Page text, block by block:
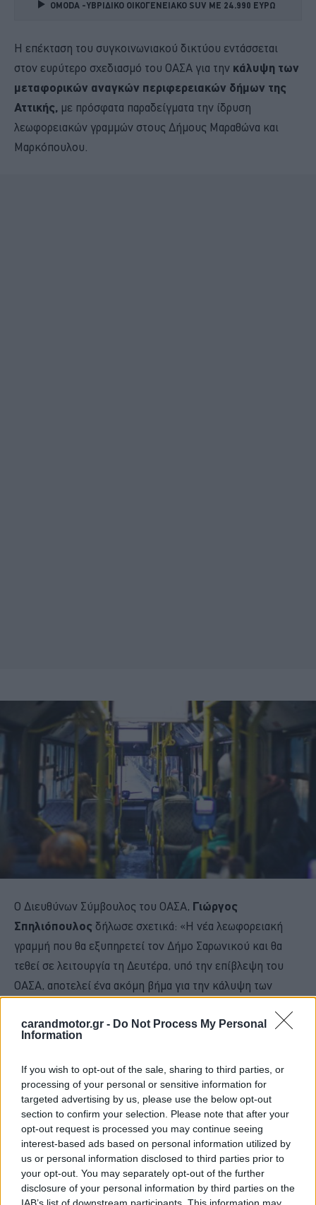
carandmotor.gr - Do Not Process My Personal
Information
If you wish to opt-out of the sale, sharing to third parties, or
processing of your personal or sensitive information for
targeted advertising by us, please use the below opt-out
section to confirm your selection. Please note that after your
opt-out request is processed you may continue seeing
interest-based ads based on personal information utilized by
us or personal information disclosed to third parties prior to
your opt-out. You may separately opt-out of the further
disclosure of your personal information by third parties on the
OMODA -ΥΒΡΙΔΙΚΟ ΟΙΚΟΓΕΝΕΙΑΚΟ SUV ME 24.990 ΕΥΡΩ
Η επέκταση του συγκοινωνιακού δικτύου εντάσσεται
στον ευρύτερο σχεδιασμό του ΟΑΣΑ για την κάλυψη των
μεταφορικών αναγκών περιφερειακών δήμων της
Αττικής, με πρόσφατα παραδείγματα την ίδρυση
λεωφορειακών γραμμών στους Δήμους Μαραθώνα και
Μαρκόπουλου.
Ο Διευθύνων Σύμβουλος του ΟΑΣΑ, Γιώργος
Σπηλιόπουλος δήλωσε σχετικά: «Η νέα λεωφορειακή
γραμμή που θα εξυπηρετεί τον Δήμο Σαρωνικού και θα
τεθεί σε λειτουργία τη Δευτέρα, υπό την επίβλεψη του
ΟΑΣΑ, αποτελεί ένα ακόμη βήμα για την κάλυψη των
Βασική μας επιδίωξη είναι η βελτίωση της κινητικότητας
συστήματος αστικών συγκοινωνιών, δίνοντας έμφαση στη
διαλειτουργικότητα και συμπληρωματικότητα των μέσων
μεταφοράς».
Διαβάστε επίσης